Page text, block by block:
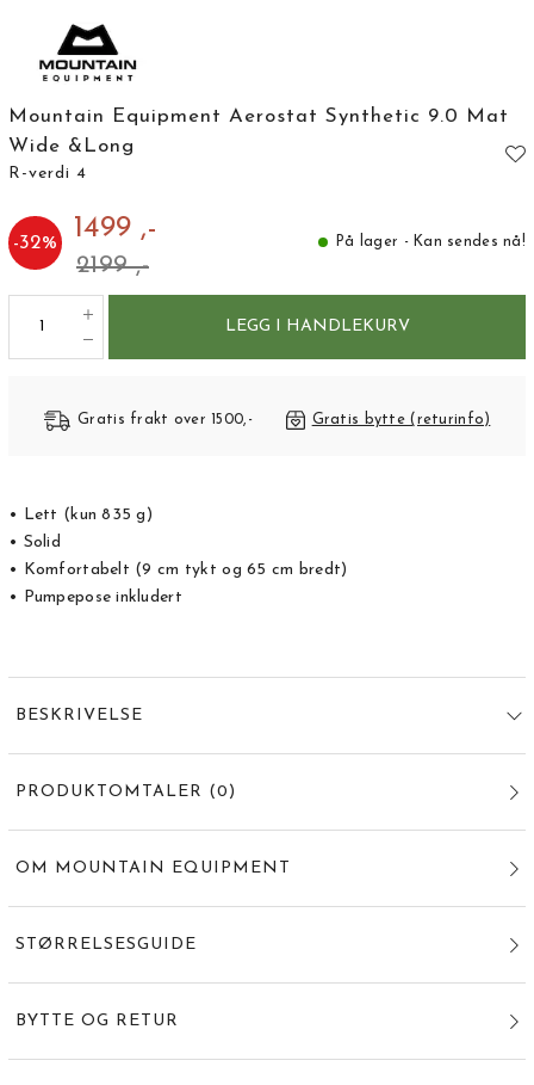
Mountain Equipment Aerostat Synthetic 9.0 Mat
Wide &Long
R-verdi 4
-32% 1499 ,-
2199 ,-
På lager - Kan sendes nå!
LEGG I HANDLEKURV
Gratis frakt over 1500,- Gratis bytte (returinfo)
• Lett (kun 835 g)
• Solid
• Komfortabelt (9 cm tykt og 65 cm bredt)
• Pumpepose inkludert
BESKRIVELSE
PRODUKTOMTALER (0 )
OM MOUNTAIN EQUIPMENT
STØRRELSESGUIDE
BYTTE OG RETUR